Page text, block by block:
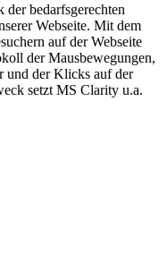
bedarfsgerechten
Webseite. Mit dem
auf der Webseite
der Mausbewegungen,
und der Klicks auf der
setzt MS Clarity u.a.